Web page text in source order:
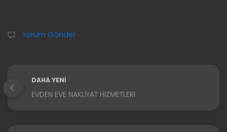
Yorum Gönder
DAHA YENI
EVDEN EVE NAKLIYAT HIZMETLERI